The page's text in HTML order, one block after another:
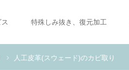
特殊しみ抜き、復元加工
人工皮革(スウェード)のカビ取り